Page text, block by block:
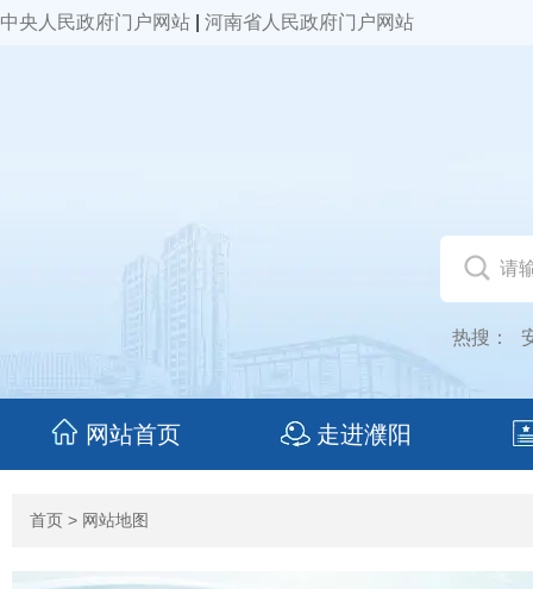
中央人民政府门户网站 河南省人民政府门户网站
热搜：
网站首页 走进濮阳
首页 > 网站地图